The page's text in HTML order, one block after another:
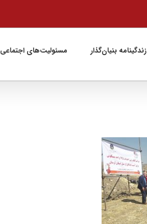
زندگینامه بنیان‌گذار مسئولیت‌های اجتماعی